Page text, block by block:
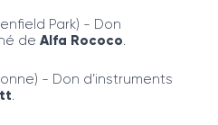
Park) - Don
de Alfa Rococo.
- Don d’instruments
.